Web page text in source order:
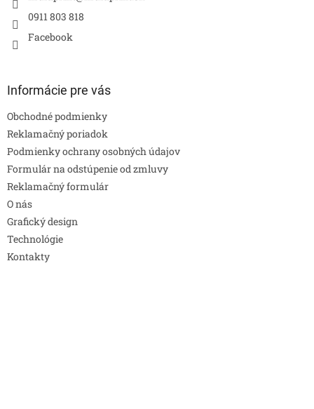
0911 803 818
Facebook
Informácie pre vás
Obchodné podmienky
Reklamačný poriadok
Podmienky ochrany osobných údajov
Formulár na odstúpenie od zmluvy
Reklamačný formulár
O nás
Grafický design
Technológie
Kontakty